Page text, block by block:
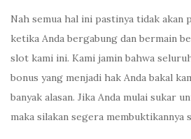
Nah semua hal ini pastinya tidak akan
ketika Anda bergabung dan bermain
slot kami ini. Kami jamin bahwa
bonus yang menjadi hak Anda bakal
banyak alasan. Jika Anda mulai sukar
maka silakan segera membuktikannya